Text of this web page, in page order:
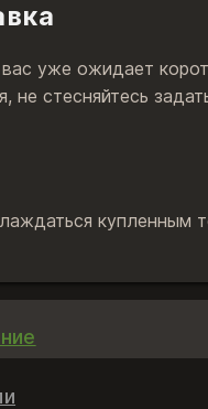
уже ожидает
не стесняйтесь
купленным